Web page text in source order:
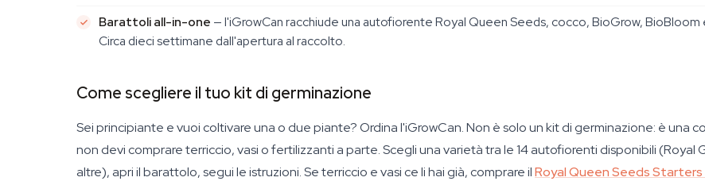
Barattoli all-in-one — l'iGrowCan racchiude una autofiorente Royal Queen Seeds, cocco, BioGrow,
Circa dieci settimane dall'apertura al raccolto.
Come scegliere il tuo kit di germinazione
Sei principiante e vuoi coltivare una o due piante? Ordina l'iGrowCan. Non è solo un kit di germinazione: è
non devi comprare terriccio, vasi o fertilizzanti a parte. Scegli una varietà tra le 14 autofiorenti disponibili
altre), apri il barattolo, segui le istruzioni. Se terriccio e vasi ce li hai già, comprare ilRoyal Queen Seeds Starters